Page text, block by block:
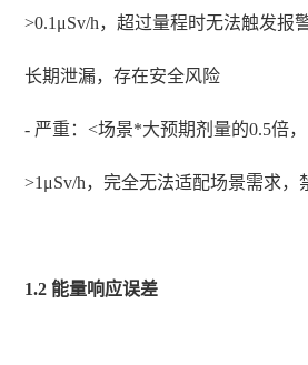
>0.1μSv/h，超过量程时无法触发报
长期泄漏，存在安全风险
- 严重：<场景*大预期剂量的0.5倍
>1μSv/h，完全无法适配场景需求，
1.2 能量响应误差